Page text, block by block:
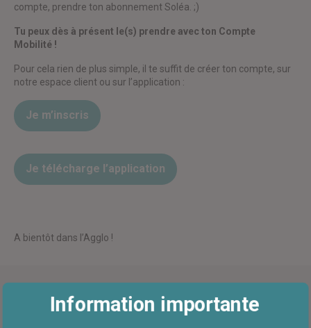
compte, prendre ton abonnement Soléa. ;)
Tu peux dès à présent le(s) prendre avec ton Compte
Mobilité !
Pour cela rien de plus simple, il te suffit de créer ton compte, sur
notre espace client ou sur l’application :
Je m’inscris
Je télécharge l’application
A bientôt dans l’Agglo !
Information importante